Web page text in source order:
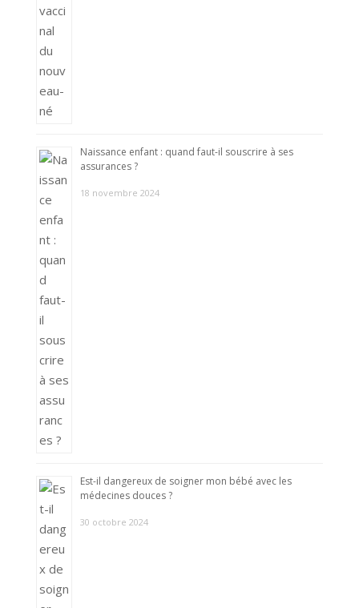
Naissance enfant : quand faut-il souscrire à ses
assurances ?
18 novembre 2024
Est-il dangereux de soigner mon bébé avec les
médecines douces ?
30 octobre 2024